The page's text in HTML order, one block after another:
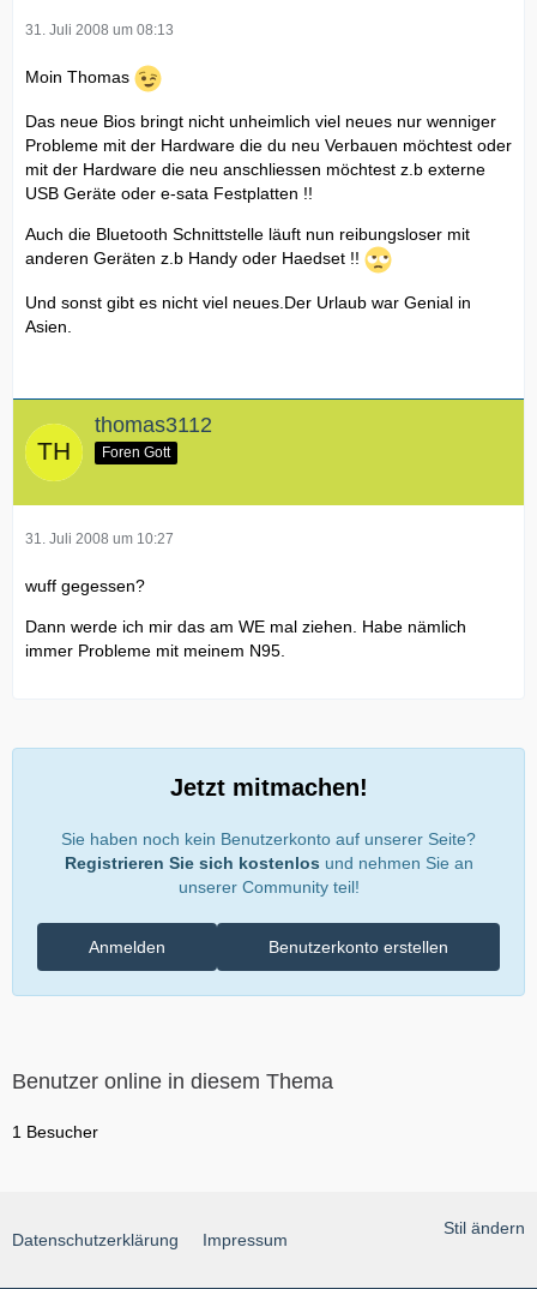
31. Juli 2008 um 08:13
Moin Thomas
Das neue Bios bringt nicht unheimlich viel neues nur wenniger
Probleme mit der Hardware die du neu Verbauen möchtest oder
mit der Hardware die neu anschliessen möchtest z.b externe
USB Geräte oder e-sata Festplatten !!
Auch die Bluetooth Schnittstelle läuft nun reibungsloser mit
anderen Geräten z.b Handy oder Haedset !!
Und sonst gibt es nicht viel neues.Der Urlaub war Genial in
Asien.
thomas3112
Foren Gott
31. Juli 2008 um 10:27
wuff gegessen?
Dann werde ich mir das am WE mal ziehen. Habe nämlich
immer Probleme mit meinem N95.
Jetzt mitmachen!
Sie haben noch kein Benutzerkonto auf unserer Seite?
Registrieren Sie sich kostenlos und nehmen Sie an
unserer Community teil!
Benutzerkonto erstellen
Anmelden
Benutzer online in diesem Thema
1 Besucher
Stil ändern
Datenschutzerklärung Impressum